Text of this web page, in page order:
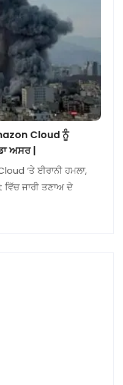
Cloud ਨੂੰ
ਅਸਰ |
‘ਤੇ ਈਰਾਨੀ ਹਮਲਾ,
ਜਾਰੀ ਤਣਾਅ ਦੇ